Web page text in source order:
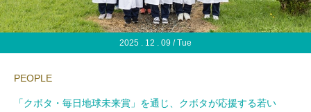
PEOPLE
「クボタ・毎日地球未来賞」を通じ、クボタが応援する若い
2025 . 12 . 09 / Tue